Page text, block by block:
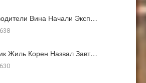
Вина Начали Эксп…
Жиль Корен Назвал Завт…